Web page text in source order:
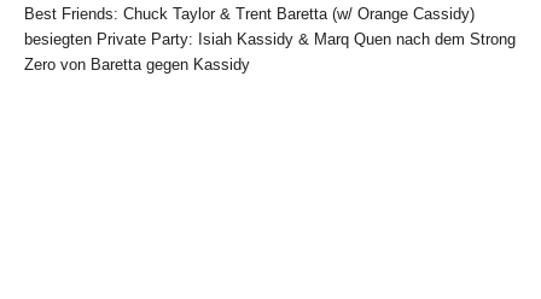
Best Friends: Chuck Taylor & Trent Baretta (w/ Orange Cassidy)
besiegten Private Party: Isiah Kassidy & Marq Quen nach dem Strong
Zero von Baretta gegen Kassidy